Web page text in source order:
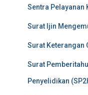
Sentra Pelayanan
Surat Ijin
Surat Keterangan
Surat
Penyelidikan